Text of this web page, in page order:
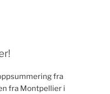
fra
fra Montpellier i